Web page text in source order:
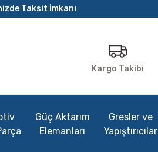
Taksit İmkanı
Kargo Takibi
Güç Aktarım
Elemanları
Gresler ve
Yapıştırıcılar